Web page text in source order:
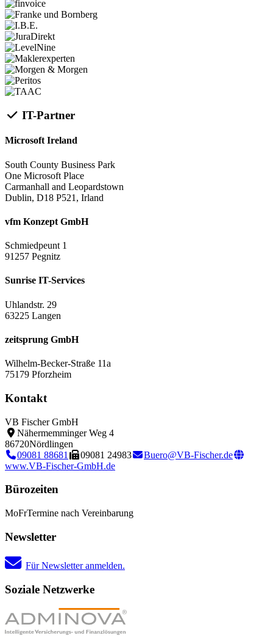
IT-Partner
Microsoft Ireland
South County Business Park
One Microsoft Place
Carmanhall and Leopardstown
Dublin, D18 P521, Irland
vfm Konzept GmbH
Schmiedpeunt 1
91257 Pegnitz
Sunrise IT-Services
Uhlandstr. 29
63225 Langen
zeitsprung GmbH
Wilhelm-Becker-Straße 11a
75179 Pforzheim
Kontakt
VB Fischer GmbH
Nähermemminger Weg 4
86720Nördlingen
09081 88681
09081 24983
Buero@VB-Fischer.de
www.VB-Fischer-GmbH.de
Bürozeiten
MoFrTermine nach Vereinbarung
Newsletter
Für Newsletter anmelden.
Soziale Netzwerke